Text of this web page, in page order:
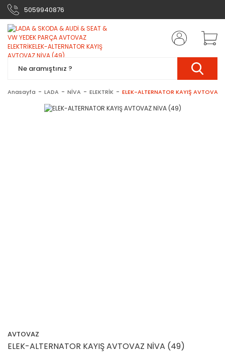
5059940876
Anasayfa LADA NİVA ELEKTRİK ELEK-ALTERNATOR KAYIŞ
AVTOVAZ
ELEK-ALTERNATOR KAYIŞ AVTOVAZ NİVA (49)